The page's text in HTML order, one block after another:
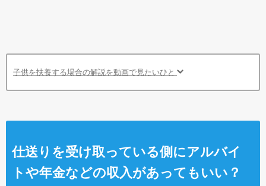
子供を扶養する場合の解説を動画で見たいひと
仕送りを受け取っている側にアルバイ
トや年金などの収入があってもいい？